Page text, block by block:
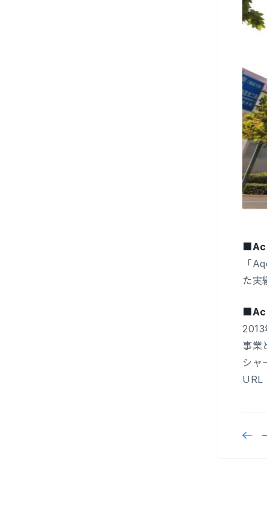
「
た実
事業
シャ
URL